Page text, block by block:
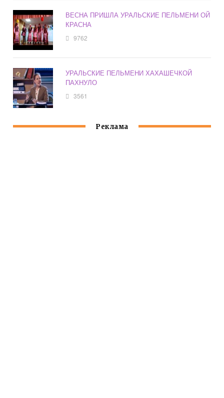
ВЕСНА ПРИШЛА УРАЛЬСКИЕ ПЕЛЬМЕНИ ОЙ
КРАСНА
9762
УРАЛЬСКИЕ ПЕЛЬМЕНИ ХАХАШЕЧКОЙ
ПАХНУЛО
3561
Реклама